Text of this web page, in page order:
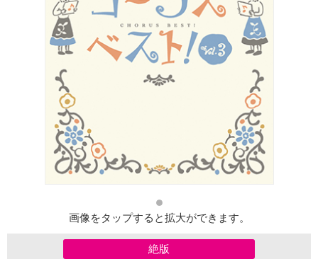
画像をタップすると拡大ができます。
絶版